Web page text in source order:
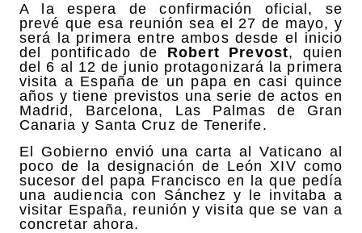
A la espera de confirmación oficial, se
prevé que esa reunión sea el 27 de mayo, y
será la primera entre ambos desde el inicio
del pontificado de Robert Prevost, quien
del 6 al 12 de junio protagonizará la primera
visita a España de un papa en casi quince
años y tiene previstos una serie de actos en
Madrid, Barcelona, Las Palmas de Gran
Canaria y Santa Cruz de Tenerife.
El Gobierno envió una carta al Vaticano al
poco de la designación de León XIV como
sucesor del papa Francisco en la que pedía
una audiencia con Sánchez y le invitaba a
visitar España, reunión y visita que se van a
concretar ahora.